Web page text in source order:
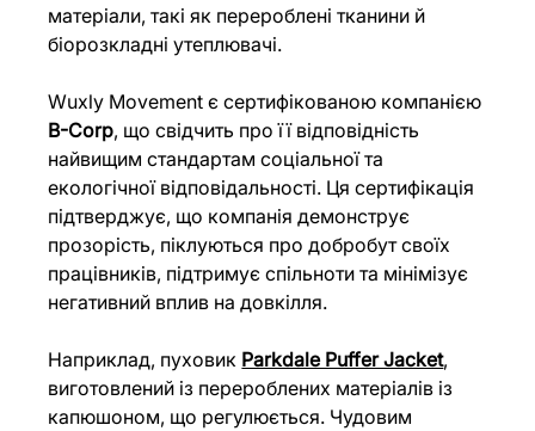
матеріали, такі як перероблені тканини й
біорозкладні утеплювачі.
Wuxly Movement є сертифікованою компанією
B-Corp, що свідчить про її відповідність
найвищим стандартам соціальної та
екологічної відповідальності. Ця сертифікація
підтверджує, що компанія демонструє
прозорість, піклуються про добробут своїх
працівників, підтримує спільноти та мінімізує
негативний вплив на довкілля.
Наприклад, пуховик Parkdale Puffer Jacket,
виготовлений із перероблених матеріалів із
капюшоном, що регулюється. Чудовим